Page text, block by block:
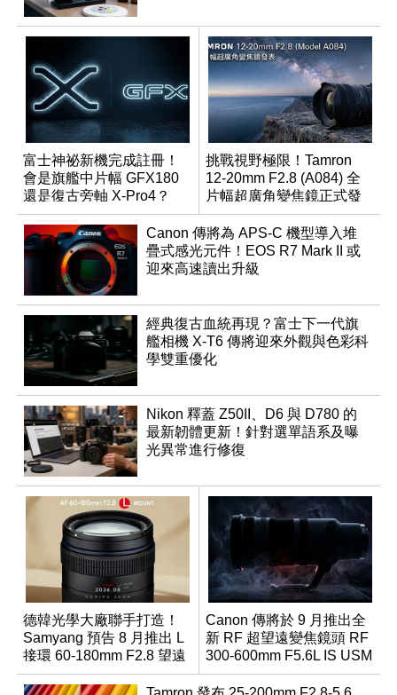
富士神祕新機完成註冊！
會是旗艦中片幅 GFX180
還是復古旁軸 X-Pro4？
挑戰視野極限！Tamron
12-20mm F2.8 (A084) 全
片幅超廣角變焦鏡正式發
表
Canon 傳將為 APS-C 機型導入堆
疊式感光元件！EOS R7 Mark II 或
迎來高速讀出升級
經典復古血統再現？富士下一代旗
艦相機 X-T6 傳將迎來外觀與色彩科
學雙重優化
Nikon 釋蓋 Z50II、D6 與 D780 的
最新韌體更新！針對選單語系及曝
光異常進行修復
德韓光學大廠聯手打造！
Samyang 預告 8 月推出 L
接環 60-180mm F2.8 望遠
變焦鏡
Canon 傳將於 9 月推出全
新 RF 超望遠變焦鏡頭 RF
300-600mm F5.6L IS USM